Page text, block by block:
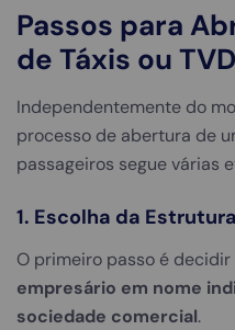
Passos para
de Táxis ou
Independentemente do
processo de abertura de
passageiros segue várias
1. Escolha da
O primeiro passo é
empresário em nome
sociedade comercial.